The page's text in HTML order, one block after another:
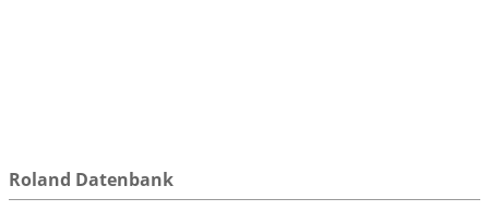
Roland Datenbank